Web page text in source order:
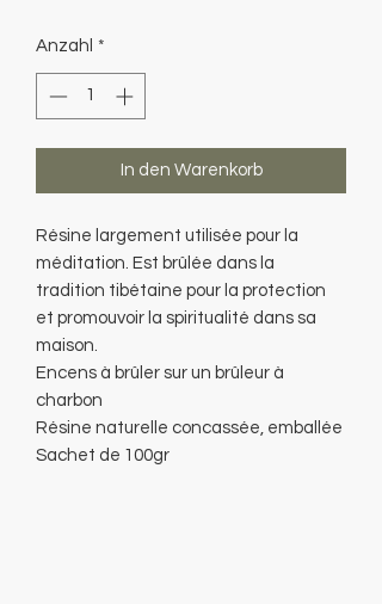
Anzahl *
In den Warenkorb
Résine largement utilisée pour la
méditation. Est brûlée dans la
tradition tibétaine pour la protection
et promouvoir la spiritualité dans sa
maison.
Encens à brûler sur un brûleur à
charbon
Résine naturelle concassée, emballée
Sachet de 100gr